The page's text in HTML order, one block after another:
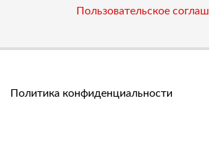
Пользовательское
Политика конфиденциальности